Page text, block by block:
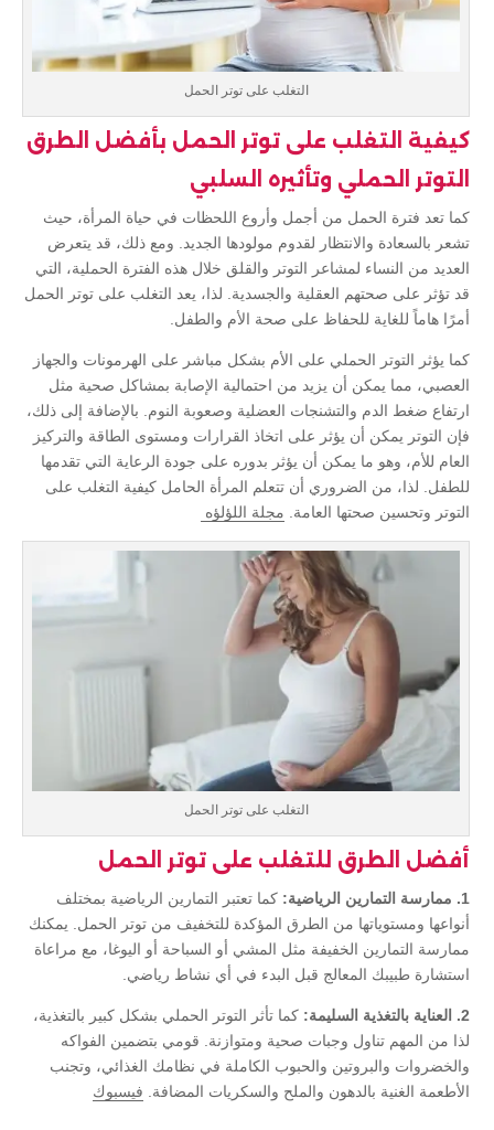
التغلب على توتر الحمل
كيفية التغلب على توتر الحمل بأفضل الطرق
التوتر الحملي وتأثيره السلبي
كما تعد فترة الحمل من أجمل وأروع اللحظات في حياة المرأة، حيث
تشعر بالسعادة والانتظار لقدوم مولودها الجديد. ومع ذلك، قد يتعرض
العديد من النساء لمشاعر التوتر والقلق خلال هذه الفترة الحملية، التي
قد تؤثر على صحتهم العقلية والجسدية. لذا، يعد التغلب على توتر الحمل
أمرًا هاماً للغاية للحفاظ على صحة الأم والطفل.
كما يؤثر التوتر الحملي على الأم بشكل مباشر على الهرمونات والجهاز
العصبي، مما يمكن أن يزيد من احتمالية الإصابة بمشاكل صحية مثل
ارتفاع ضغط الدم والتشنجات العضلية وصعوبة النوم. بالإضافة إلى ذلك،
فإن التوتر يمكن أن يؤثر على اتخاذ القرارات ومستوى الطاقة والتركيز
العام للأم، وهو ما يمكن أن يؤثر بدوره على جودة الرعاية التي تقدمها
للطفل. لذا، من الضروري أن تتعلم المرأة الحامل كيفية التغلب على
التوتر وتحسين صحتها العامة. مجلة اللؤلؤه
التغلب على توتر الحمل
أفضل الطرق للتغلب على توتر الحمل
1. ممارسة التمارين الرياضية:
كما تعتبر التمارين الرياضية بمختلف
أنواعها ومستوياتها من الطرق المؤكدة للتخفيف من توتر الحمل. يمكنك
ممارسة التمارين الخفيفة مثل المشي أو السباحة أو اليوغا، مع مراعاة
استشارة طبيبك المعالج قبل البدء في أي نشاط رياضي.
2. العناية بالتغذية السليمة:
كما تأثر التوتر الحملي بشكل كبير بالتغذية،
لذا من المهم تناول وجبات صحية ومتوازنة. قومي بتضمين الفواكه
والخضروات والبروتين والحبوب الكاملة في نظامك الغذائي، وتجنب
الأطعمة الغنية بالدهون والملح والسكريات المضافة. فيسبوك